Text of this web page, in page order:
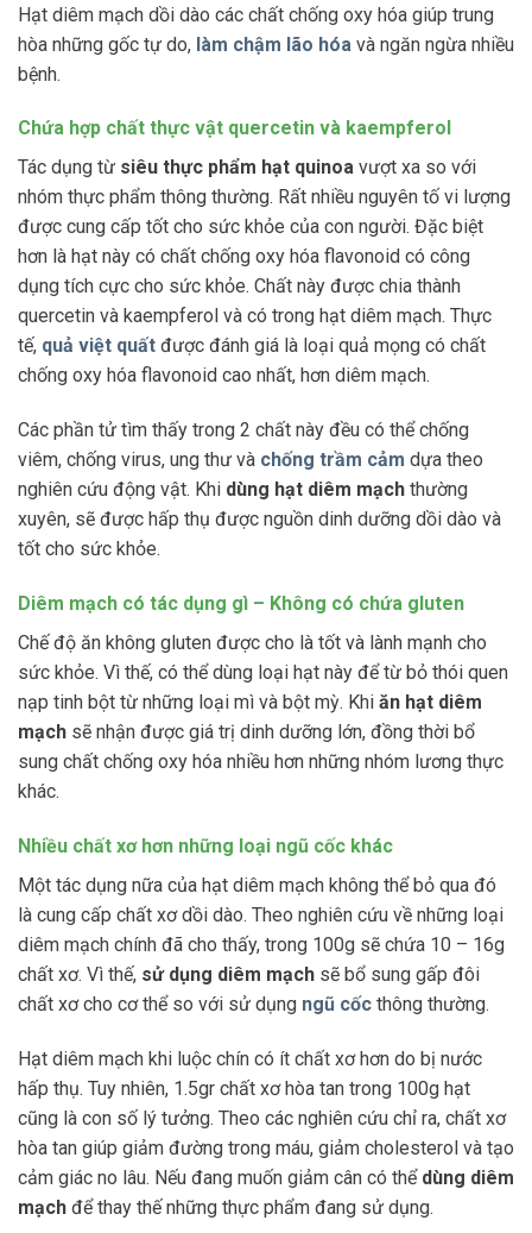
Hạt diêm mạch dồi dào các chất chống oxy hóa giúp trung
hòa những gốc tự do, làm chậm lão hóa và ngăn ngừa nhiều
bệnh.
Chứa hợp chất thực vật quercetin và kaempferol
Tác dụng từ siêu thực phẩm hạt quinoa vượt xa so với
nhóm thực phẩm thông thường. Rất nhiều nguyên tố vi lượng
được cung cấp tốt cho sức khỏe của con người. Đặc biệt
hơn là hạt này có chất chống oxy hóa flavonoid có công
dụng tích cực cho sức khỏe. Chất này được chia thành
quercetin và kaempferol và có trong hạt diêm mạch. Thực
tế, quả việt quất được đánh giá là loại quả mọng có chất
chống oxy hóa flavonoid cao nhất, hơn diêm mạch.
Các phần tử tìm thấy trong 2 chất này đều có thể chống
viêm, chống virus, ung thư và chống trầm cảm dựa theo
nghiên cứu động vật. Khi dùng hạt diêm mạch thường
xuyên, sẽ được hấp thụ được nguồn dinh dưỡng dồi dào và
tốt cho sức khỏe.
Diêm mạch có tác dụng gì – Không có chứa gluten
Chế độ ăn không gluten được cho là tốt và lành mạnh cho
sức khỏe. Vì thế, có thể dùng loại hạt này để từ bỏ thói quen
nạp tinh bột từ những loại mì và bột mỳ. Khi ăn hạt diêm
mạch sẽ nhận được giá trị dinh dưỡng lớn, đồng thời bổ
sung chất chống oxy hóa nhiều hơn những nhóm lương thực
khác.
Nhiều chất xơ hơn những loại ngũ cốc khác
Một tác dụng nữa của hạt diêm mạch không thể bỏ qua đó
là cung cấp chất xơ dồi dào. Theo nghiên cứu về những loại
diêm mạch chính đã cho thấy, trong 100g sẽ chứa 10 – 16g
chất xơ. Vì thế, sử dụng diêm mạch sẽ bổ sung gấp đôi
chất xơ cho cơ thể so với sử dụng ngũ cốc thông thường.
Hạt diêm mạch khi luộc chín có ít chất xơ hơn do bị nước
hấp thụ. Tuy nhiên, 1.5gr chất xơ hòa tan trong 100g hạt
cũng là con số lý tưởng. Theo các nghiên cứu chỉ ra, chất xơ
hòa tan giúp giảm đường trong máu, giảm cholesterol và tạo
cảm giác no lâu. Nếu đang muốn giảm cân có thể dùng diêm
mạch để thay thế những thực phẩm đang sử dụng.